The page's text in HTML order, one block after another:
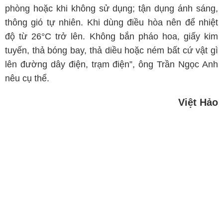
phòng hoặc khi không sử dụng; tận dụng ánh sáng,
thông gió tự nhiên. Khi dùng điều hòa nên để nhiệt
độ từ 26°C trở lên. Không bắn pháo hoa, giấy kim
tuyến, thả bóng bay, thả diều hoặc ném bất cứ vật gì
lên đường dây điện, trạm điện”, ông Trần Ngọc Anh
nêu cụ thể.
Việt Hảo